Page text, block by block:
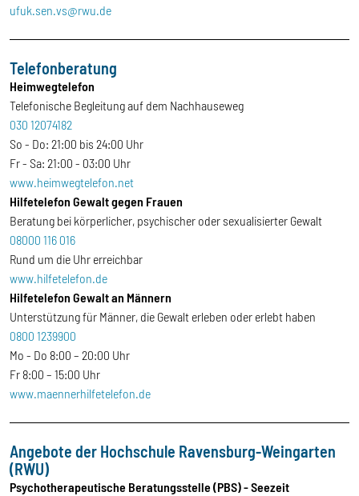
ufuk.sen.vs@rwu.de
Telefonberatung
Heimwegtelefon
Telefonische Begleitung auf dem Nachhauseweg
030 12074182
So - Do: 21:00 bis 24:00 Uhr
Fr - Sa: 21:00 - 03:00 Uhr
www.heimwegtelefon.net
Hilfetelefon Gewalt gegen Frauen
Beratung bei körperlicher, psychischer oder sexualisierter Gewalt
08000 116 016
Rund um die Uhr erreichbar
www.hilfetelefon.de
Hilfetelefon Gewalt an Männern
Unterstützung für Männer, die Gewalt erleben oder erlebt haben
0800 1239900
Mo - Do 8:00 – 20:00 Uhr
Fr 8:00 – 15:00 Uhr
www.maennerhilfetelefon.de
Angebote der Hochschule Ravensburg-Weingarten
(RWU)
Psychotherapeutische Beratungsstelle (PBS) - Seezeit